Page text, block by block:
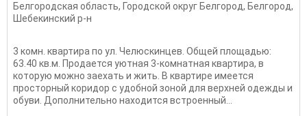
Белгородская область, Городской округ Белгород, Белгород,
Шебекинский р-н
3 комн. квартира по ул. Челюскинцев. Общей площадью:
63.40 кв.м. Продается уютная 3-комнатная квартира, в
которую можно заехать и жить. В квартире имеется
просторный коридор с удобной зоной для верхней одежды и
обуви. Дополнительно находится встроенный...